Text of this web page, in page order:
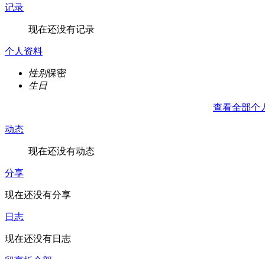
记录
现在还没有记录
个人资料
性别保密
生日
查看全部个
动态
现在还没有动态
分享
现在还没有分享
日志
现在还没有日志